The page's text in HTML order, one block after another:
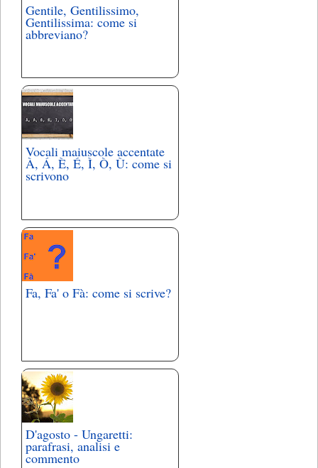
Gentile, Gentilissimo,
Gentilissima: come si
abbreviano?
Vocali maiuscole accentate
À, Á, È, É, Ì, Ò, Ù: come si
scrivono
Fa, Fa' o Fà: come si scrive?
D'agosto - Ungaretti:
parafrasi, analisi e
commento